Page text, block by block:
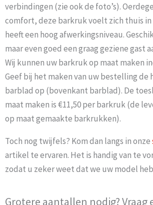
verbindingen (zie ook de foto’s).
comfort, deze barkruk voelt zich thuis in
heeft een hoog afwerkingsniveau.
maar even goed een graag geziene gast
Wij kunnen uw barkruk op maat maken
Geef bij het maken van uw bestelling de
barblad op (bovenkant barblad). De
maat maken is €11,50 per barkruk (de
op maat gemaakte barkrukken).
Toch nog twijfels? Kom dan langs in onze
artikel te ervaren. Het is handig van te
zodat u zeker weet dat we uw model
Grotere aantallen nodig? Vraag